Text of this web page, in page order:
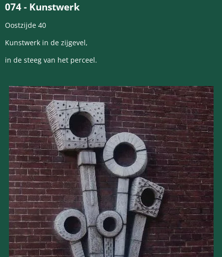
074- Kunstwerk
Oostzijde 40
Kunstwerk in de zijgevel,
in de steeg van het perceel.